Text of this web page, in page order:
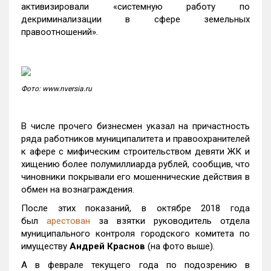
активизировали «системную работу по
декриминализации в сфере земельных
правоотношений».
Фото: www.nversia.ru
В числе прочего бизнесмен указал на причастность
ряда работников муниципалитета и правоохранителей
к афере с мифическим строительством девяти ЖК и
хищению более полумиллиарда рублей, сообщив, что
чиновники покрывали его мошеннические действия в
обмен на вознаграждения.
После этих показаний, в октябре 2018 года
был арестован за взятки руководитель отдела
муниципального контроля городского комитета по
имуществу Андрей Краснов (на фото выше).
А в феврале текущего года по подозрению в